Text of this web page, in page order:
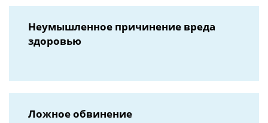
Неумышленное причинение вреда
здоровью
Ложное обвинение